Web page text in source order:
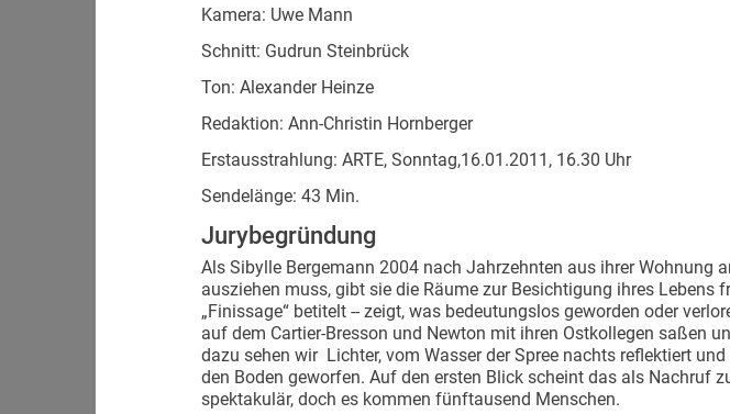
Kamera: Uwe Mann
Schnitt: Gudrun Steinbrück
Ton: Alexander Heinze
Redaktion: Ann-Christin Hornberger
Erstausstrahlung: ARTE, Sonntag,16.01.2011, 16.30 Uhr
Sendelänge: 43 Min.
Jurybegründung
Als Sibylle Bergemann 2004 nach Jahrzehnten aus ihrer Wohnung
ausziehen muss, gibt sie die Räume zur Besichtigung ihres Lebens
„Finissage“ betitelt -- zeigt, was bedeutungslos geworden oder
auf dem Cartier-Bresson und Newton mit ihren Ostkollegen saßen
dazu sehen wir Lichter, vom Wasser der Spree nachts reflektiert
den Boden geworfen. Auf den ersten Blick scheint das als Nachruf
spektakulär, doch es kommen fünftausend Menschen.